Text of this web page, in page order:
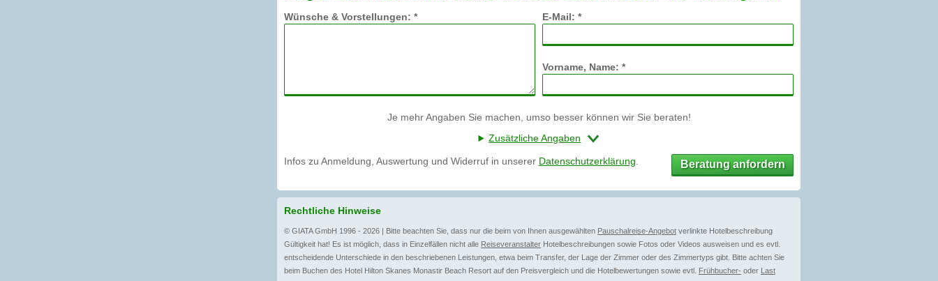
Wünsche & Vorstellungen: * E-Mail: *
Vorname, Name: *
Je mehr Angaben Sie machen, umso besser können wir Sie beraten!
Zusätzliche Angaben
Infos zu Anmeldung, Auswertung und Widerruf in unserer Datenschutzerklärung Beratung anfordern
Rechtliche Hinweise
© GIATA GmbH 1996 - 2026 | Bitte beachten Sie, dass nur die beim von Ihnen ausgewählten Pauschalreise-Angebot verlinkte Hotelbeschreibung
Gültigkeit hat! Es ist möglich, dass in Einzelfällen nicht alle Reiseveranstalter Hotelbeschreibungen sowie Fotos oder Videos ausweisen und es evtl.
entscheidende Unterschiede in den beschriebenen Leistungen, etwa beim Transfer, der Lage der Zimmer oder des Zimmertyps gibt. Bitte achten Sie
beim Buchen des Hotel Hilton Skanes Monastir Beach Resort auf den Preisvergleich und die Hotelbewertungen sowie evtl. Frühbucher- oder Last